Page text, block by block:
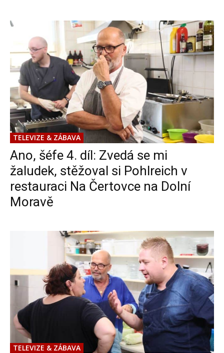
TELEVIZE & ZÁBAVA
Ano, šéfe 4. díl: Zvedá se mi
žaludek, stěžoval si Pohlreich v
restauraci Na Čertovce na Dolní
Moravě
TELEVIZE & ZÁBAVA